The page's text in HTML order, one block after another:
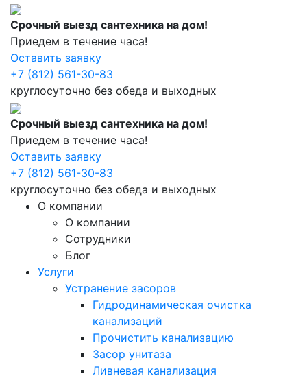
Срочный выезд сантехника на дом!
Приедем в течение часа!
Оставить заявку
+7 (812) 561-30-83
круглосуточно без обеда и выходных
Срочный выезд сантехника на дом!
Приедем в течение часа!
Оставить заявку
+7 (812) 561-30-83
круглосуточно без обеда и выходных
О компании
О компании
Сотрудники
Блог
Услуги
Устранение засоров
Гидродинамическая очистка
канализаций
Прочистить канализацию
Засор унитаза
Ливневая канализация